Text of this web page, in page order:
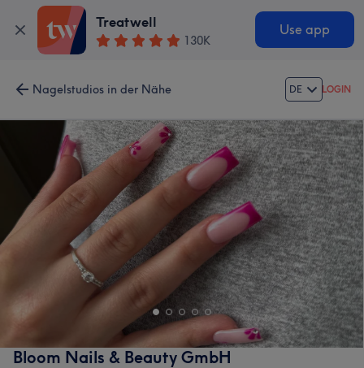
Treatwell
130K
Use app
Nagelstudios in der Nähe DE LOGIN
Bloom Nails & Beauty GmbH